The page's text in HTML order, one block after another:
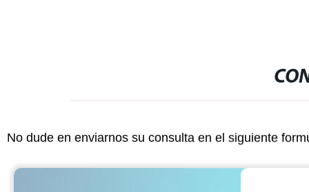
No dude en enviarnos su consulta en el siguiente